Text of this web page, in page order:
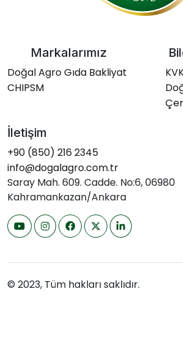
Markalarımız
Doğal Agro Gıda Bakliyat
CHIPSM
İletişim
+90 (850) 216 2345
info@dogalagro.com.tr
Saray Mah. 609. Cadde. No:6, 06980
Kahramankazan/Ankara
© 2023, Tüm hakları saklıdır.